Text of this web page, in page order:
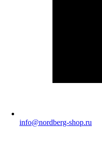
info@nordberg-shop.ru